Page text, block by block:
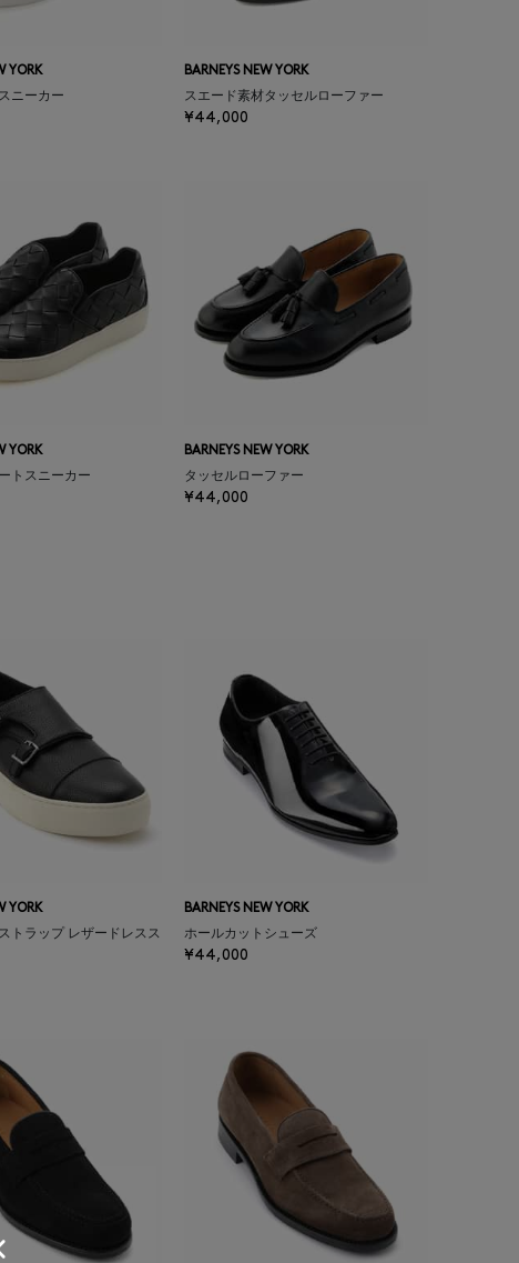
YORK
ニーカー
BARNEYS NEW YORK
スエード素材タッセルローファー
¥44,000
YORK
トスニーカー
BARNEYS NEW YORK
タッセルローファー
¥44,000
YORK
トラップ レザードレスス
BARNEYS NEW YORK
ホールカットシューズ
¥44,000